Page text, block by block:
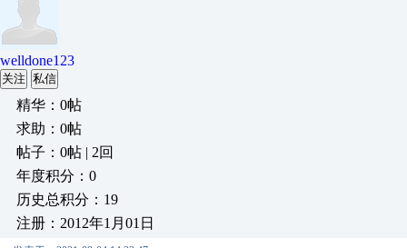
welldone123
关注 私信
精华：0帖
求助：0帖
帖子：0帖 | 2回
年度积分：0
历史总积分：19
注册：2012年1月01日